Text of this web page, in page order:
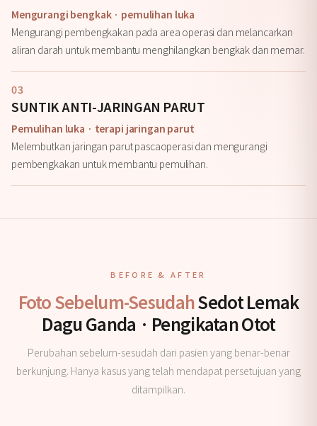
Mengurangi bengkak · pemulihan luka
Mengurangi pembengkakan pada area operasi dan melancarkan
aliran darah untuk membantu menghilangkan bengkak dan memar.
03
SUNTIK ANTI-JARINGAN PARUT
Pemulihan luka · terapi jaringan parut
Melembutkan jaringan parut pascaoperasi dan mengurangi
pembengkakan untuk membantu pemulihan.
BEFORE & AFTER
Foto Sebelum-SesudahSedot Lemak
Dagu Ganda · Pengikatan Otot
Perubahan sebelum-sesudah dari pasien yang benar-benar
berkunjung. Hanya kasus yang telah mendapat persetujuan yang
ditampilkan.